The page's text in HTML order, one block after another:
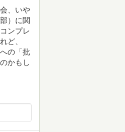
、いや
）に関
ンプレ
ど、
の「批
かもし